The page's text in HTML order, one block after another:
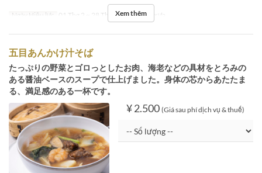
Ngày Hiệu lực 01 Thg 2 ~ 28 Thg 2 Bữa Bữa trưa
Xem thêm
五目あんかけ汁そば
たっぷりの野菜とゴロっとしたお肉、海老などの具材をとろみの
ある醤油ベースのスープで仕上げました。身体の芯からあたたま
る、満足感のある一杯です。
¥ 2.500 (Giá sau phí dịch vụ & thuế)